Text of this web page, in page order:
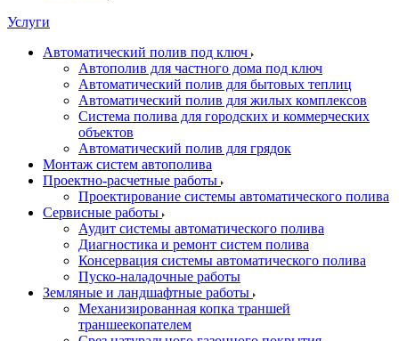
Услуги
Автоматический полив под ключ
Автополив для частного дома под ключ
Автоматический полив для бытовых теплиц
Автоматический полив для жилых комплексов
Система полива для городских и коммерческих
объектов
Автоматический полив для грядок
Монтаж систем автополива
Проектно-расчетные работы
Проектирование системы автоматического полива
Сервисные работы
Аудит системы автоматического полива
Диагностика и ремонт систем полива
Консервация системы автоматического полива
Пуско-наладочные работы
Земляные и ландшафтные работы
Механизированная копка траншей
траншеекопателем